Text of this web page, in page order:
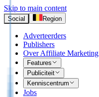
Skip to main content
Social Region
Adverteerders
Publishers
Over Affiliate Marketing
Features
Publiciteit
Kenniscentrum
Jobs